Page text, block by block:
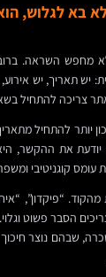
בא לגלוש,
מחפש השראה.
יש תאריך, יש
צריכה להתחיל
יותר להתחיל
יודעת את ההקשר,
קוגניטיבי
“פיקדון”,
הסבר פשוט
שבהם נוצר